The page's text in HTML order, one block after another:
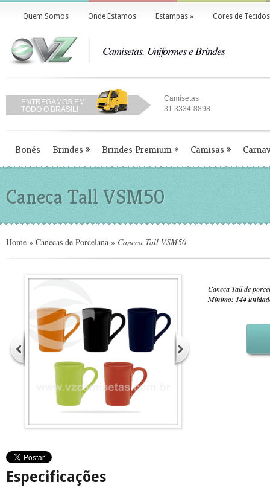
Quem Somos Onde Estamos Estampas» Cores de Tecidos
Camisetas, Uniformes e Brindes
ENTREGAMOS EM
TODO O BRASIL!
Camisetas
31.3334-8898
Bonés Brindes » Brindes Premium» Camisas »
Caneca Tall VSM50
Home » Canecas de Porcelana » Caneca Tall VSM50
Caneca Tall de
Mínimo: 144
Especificações